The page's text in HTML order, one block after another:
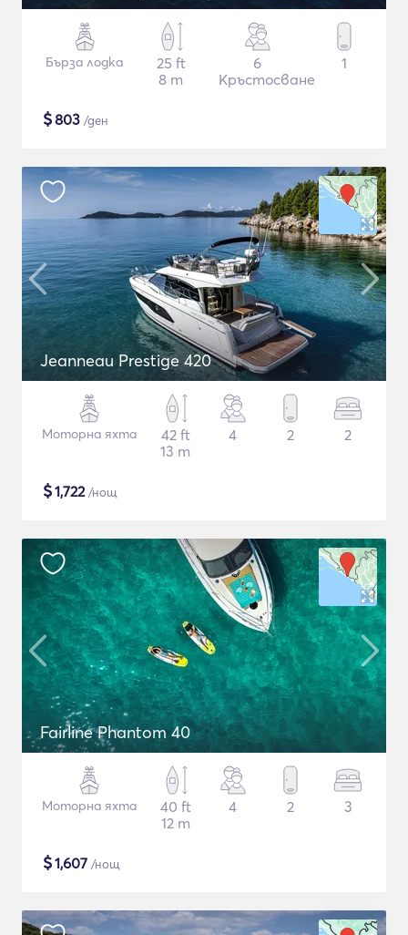
Бърза лодка
25 ft
8 m
6
Кръстосване
1
$803 /ден
Jeanneau Prestige 420
Моторна яхта
42 ft
13 m
4 2 2
$1,722/нощ
Fairline Phantom 40
Моторна яхта
40 ft
12 m
4 2 3
$1,607 /нощ